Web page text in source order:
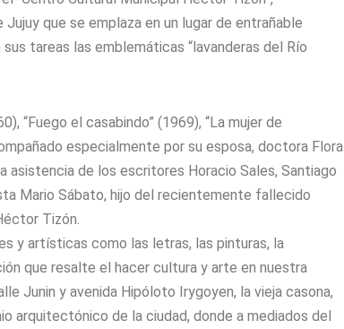
que se emplaza en un lugar de entrañable
tareas las emblemáticas “lavanderas del Río
“Fuego el casabindo” (1969), “La mujer de
especialmente por su esposa, doctora Flora
asistencia de los escritores Horacio Sales, Santiago
Mario Sábato, hijo del recientemente fallecido
Tizón.
y artísticas como las letras, las pinturas, la
que resalte el hacer cultura y arte en nuestra
Junin y avenida Hipóloto Irygoyen, la vieja casona,
arquitectónico de la ciudad, donde a mediados del